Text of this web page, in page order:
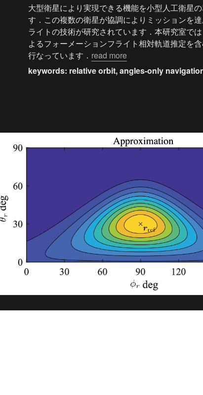
大型衛星により実現できる機能を小型人工衛星
す．この複数の衛星が協調によりミッションを
ライトの技術が研究されています．本研究室で
よるフォーメーションフライト相対軌道推定を
行なっています． read more
keywords: relative orbit, angles-only